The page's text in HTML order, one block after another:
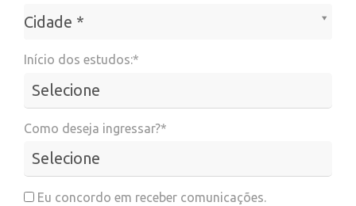
Cidade *
Cidade*
Início dos estudos:*
Como deseja ingressar?*
Eu concordo em receber comunicações.